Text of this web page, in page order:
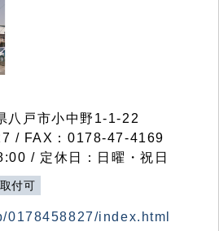
戸市小中野1-1-22
/ FAX：0178-47-4169
/ 定休日：日曜・祝日
付可
index.html